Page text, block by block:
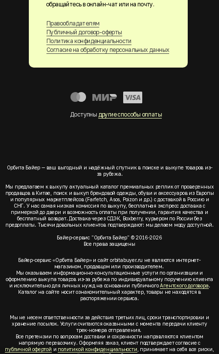
Правообладателям
Публичный договор-оферты
Политика конфиденциальности
Согласие на обработку персональных данных
Доступны другие способы оплаты
обращайтесь в онлайн-чат или на почту.
Орбита Байер — ваш выгодный и надёжный спутник в поиске и выкупе товаров из-
за рубежа.
Мы предлагаем к выкупу актуальный каталог премиальных реплик от проверенных
продавцов в Китае, поиск и выкуп брендовой одежды, обуви и аксессуаров из Европы
и популярных маркетплейсов (Farfetch, Asos, Poizon и др.) с доставкой в Россию и
СНГ. У нас самая низкая комиссия по выкупу, бесплатная экспресс доставка с
примеркой до двери и возможность оплаты при получении, гарантия качества и
бесплатный возврат. Доставка через СДЭК, Boxberry, курьером по России без
предоплаты. Тысячи довольных клиентов подтверждают: мы делаем моду доступной.
Байер-сервис "Орбита Байер" © 2016-2026
Все права защищены
Байер-сервис «Орбита Байер» и сайт orbitabuyer.ru не являются интернет-
магазином, продавцом или производителем.
Мы оказываем информационно-консультационные услуги по организации и
оформлению выкупа товаров из-за рубежа по индивидуальному поручению клиента
и исключительно для личных нужд на основании публичногоАгентского договора.
Каталог на сайте носит ознакомительный характер, товары не находятся в
распоряжении сервиса.
Мы не несем ответственности за действия третьих лиц, сроки транспортировки и
хранение посылок. Услуги считаются оказанными с момента передачи клиенту
трек-номера отправления.
Все претензии по вопросам доставки и сохранности направляются клиентом
напрямую перевозчику. Оформляя заказ, клиент подтверждает согласие с
публичной офертой и политикой конфиденциальности , принимает на себя все риски,